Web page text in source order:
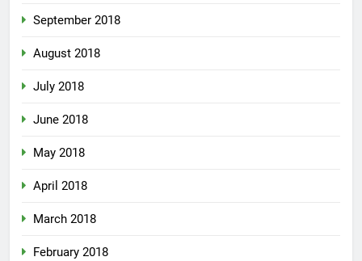
September 2018
August 2018
July 2018
June 2018
May 2018
April 2018
March 2018
February 2018